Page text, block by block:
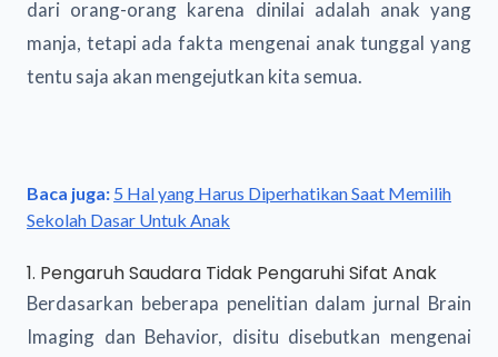
dari orang-orang karena dinilai adalah anak yang
manja, tetapi ada fakta mengenai anak tunggal yang
tentu saja akan mengejutkan kita semua.
Baca juga: 5 Hal yang Harus Diperhatikan Saat Memilih
Sekolah Dasar Untuk Anak
1. Pengaruh Saudara Tidak Pengaruhi Sifat Anak
Berdasarkan beberapa penelitian dalam jurnal Brain
Imaging dan Behavior, disitu disebutkan mengenai